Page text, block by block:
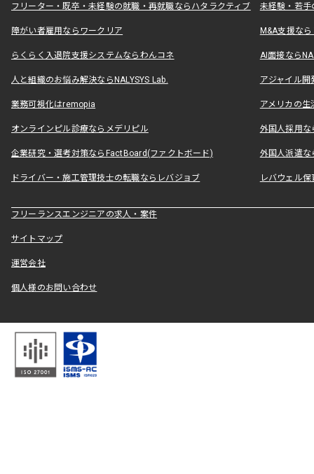
フリーター・既卒・未経験の就職・再就職ならハタラクティブ 未経験・若手
障がい者雇用ならワークリア M&A支援な
らくらく入退院支援システムならわんコネ AI面接なら
人と組織のお悩み解決ならNALYSYS Lab. アジャイル
業務可視化はremopia アメリカの
オンラインピル診療ならメデリピル 外国人採用
企業研究・選考対策ならFactBoard(ファクトボード) 外国人派遣な
ドライバー・施工管理技士の転職ならレバジョブ レバウェル
フリーランスエンジニアの求人・案件
サイトマップ
運営会社
個人様のお問い合わせ